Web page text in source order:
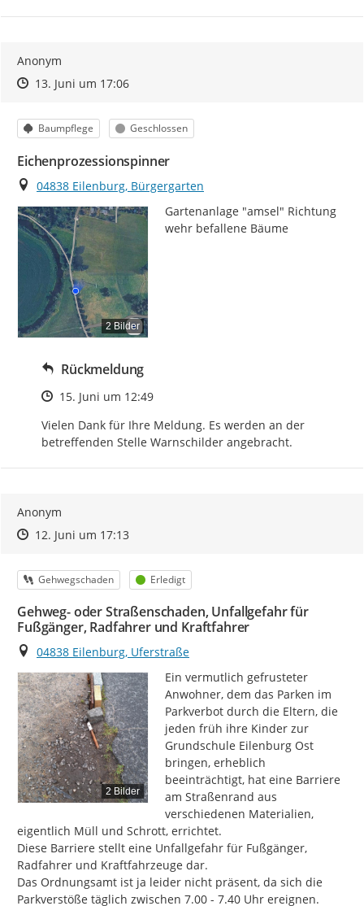
Anonym
Zeitpunkt des Erstellens
Zeitpunkt des Erstellens
13. Juni um 17:06Zur Äußerung
Kategorie
Baumpflege Status
Geschlossen
Eichenprozessionspinner
Ort
04838 Eilenburg, Bürgergarten
2 Bilder
Gartenanlage "amsel" Richtung
wehr befallene Bäume
Rückmeldung
Zeitpunkt des Erstellens
15. Juni um 12:49
Vielen Dank für Ihre Meldung. Es werden an der
betreffenden Stelle Warnschilder angebracht.
Anonym
Zeitpunkt des Erstellens
Zeitpunkt des Erstellens
12. Juni um 17:13Zur Äußerung
Kategorie
Gehwegschaden Status
Erledigt
Gehweg- oder Straßenschaden, Unfallgefahr für
Fußgänger, Radfahrer und Kraftfahrer
Ort
04838 Eilenburg, Uferstraße
2 Bilder
Ein vermutlich gefrusteter
Anwohner, dem das Parken im
Parkverbot durch die Eltern, die
jeden früh ihre Kinder zur
Grundschule Eilenburg Ost
bringen, erheblich
beeinträchtigt, hat eine Barriere
am Straßenrand aus
verschiedenen Materialien,
eigentlich Müll und Schrott, errichtet.
Diese Barriere stellt eine Unfallgefahr für Fußgänger,
Radfahrer und Kraftfahrzeuge dar.
Das Ordnungsamt ist ja leider nicht präsent, da sich die
Parkverstöße täglich zwischen 7.00 - 7.40 Uhr ereignen.